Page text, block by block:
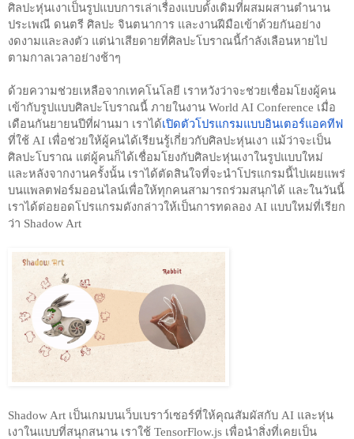
ศิลปะหุ่นเงาเป็นรูปแบบการเล่าเรื่องแบบดั้งเดิมที่ผสมผสานตำนาน
ประเพณี ดนตรี ศิลปะ จินตนาการ และงานฝีมือเข้าด้วยกันอย่าง
งดงามและลงตัว แต่น่าเสียดายที่ศิลปะโบราณนี้กำลังเลือนหายไป
ตามกาลเวลาอย่างช้าๆ
ด้วยความช่วยเหลือจากเทคโนโลยี เราหวังว่าจะช่วยเชื่อมโยงผู้คน
เข้ากับรูปแบบศิลปะโบราณนี้ ภายในงาน World AI Conference เมื่อ
เดือนกันยายนปีที่ผ่านมา เราได้เปิดตัวโปรแกรมแบบอินเตอร์แอคทีฟ
ที่ใช้ AI เพื่อช่วยให้ผู้คนได้เรียนรู้เกี่ยวกับศิลปะหุ่นเงา แม้ว่าจะเป็น
ศิลปะโบราณ แต่ผู้คนก็ได้เชื่อมโยงกับศิลปะหุ่นเงาในรูปแบบใหม่
และหลังจากงานครั้งนั้น เราได้ตัดสินใจที่จะนำโปรแกรมนี้ไปเผยแพร่
บนแพลตฟอร์มออนไลน์เพื่อให้ทุกคนสามารถร่วมสนุกได้ และในวันนี้
เราได้ต่อยอดโปรแกรมดังกล่าวให้เป็นการทดลอง AI แบบใหม่ที่เรียก
ว่า Shadow Art
Shadow Art เป็นเกมบนเว็บเบราว์เซอร์ที่ให้คุณสัมผัสกับ AI และหุ่น
เงาในแบบที่สนุกสนาน เราใช้ TensorFlow.js เพื่อนำสิ่งที่เคยเป็น